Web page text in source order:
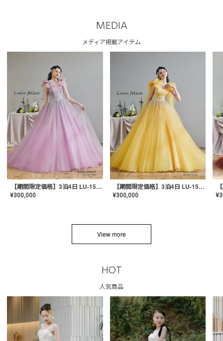
MEDIA
メディア掲載アイテム
【期間限定価格】3泊4日 LU-1501(Pink)
¥300,000
【期間限定価格】3泊4日 LU-1501(Yellow)
¥300,000 ¥
View more
HOT
人気商品